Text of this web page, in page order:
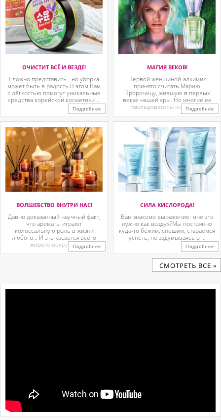
ОЧИСТИТ ВСЁ И ВЕЗДЕ!
Сложно представить - но уборка
может быть в радость.В этом Вам
с лёгкостью помогут уникальные
средства корейской косметики ...
Подробнее
МАГИЯ ВЕКОВ!
Первой женщиной-алхимик
принято считать Марию
Пророчицу, жившую в первых
веках нашей эры. Но многие ее
последовательницы так ...
Подробнее
ВОЛШЕБСТВО ВНУТРИ НАС!
Давно доказанный научный факт,
что ароматы играют
колоссальную роль в жизни
любого… И это касается всего
живого вокруг. ...Подробнее
СИЛА КИСЛОРОДА!
Вам знакомо выражение: мне это
нужно как воздух?Мы постоянно
куда-то бежим, спешим, стараемся
успеть, не задумываясь о ...
Подробнее
CМОТРЕТЬ ВСЕ »